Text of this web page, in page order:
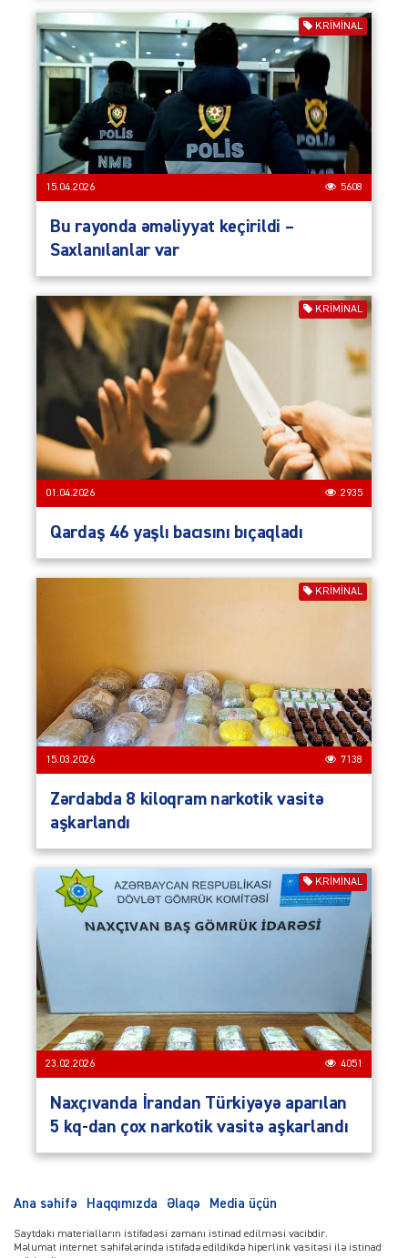
KRIMINAL
15.04.2026 5608
Bu rayonda əməliyyat keçirildi –
Saxlanılanlar var
KRIMINAL
01.04.2026 2935
Qardaş 46 yaşlı bacısını bıçaqladı
KRIMINAL
15.03.2026 7138
Zərdabda 8 kiloqram narkotik vasitə
aşkarlandı
KRIMINAL
23.02.2026 4051
Naxçıvanda İrandan Türkiyəyə aparılan
5 kq-dan çox narkotik vasitə aşkarlandı
Ana səhifə Haqqımızda Əlaqə Media üçün
Saytdakı materialların istifadəsi zamanı istinad edilməsi vacibdir.
Məlumat internet səhifələrində istifadə edildikdə hiperlink vasitəsi ilə istinad